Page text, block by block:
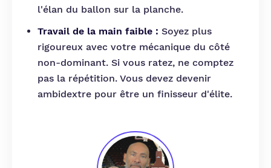
l'élan du ballon sur la planche.
Travail de la main faible : Soyez plus
rigoureux avec votre mécanique du côté
non-dominant. Si vous ratez, ne comptez
pas la répétition. Vous devez devenir
ambidextre pour être un finisseur d'élite.